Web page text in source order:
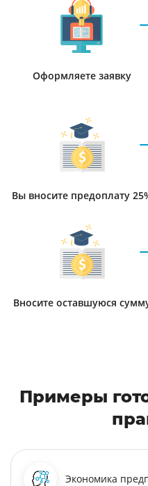
Оформляете заявку
Вы вносите предоплату
Вносите оставшуюся
Примеры
Экономика